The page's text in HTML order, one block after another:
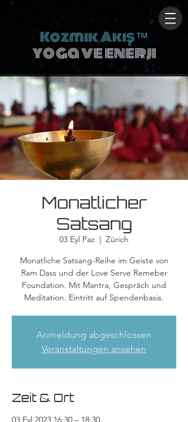
Kozmik Akış™
yoga ve enerji
Monatlicher
Satsang
03 Eyl Paz
  |
Zürich
Monatliche Satsang-Reihe im Geiste von
Ram Dass und der Love Serve Remeber
Foundation. Mit Mantra, Gespräch und
Meditation. Eintritt auf Spendenbasis.
Anmeldung abgeschlossen
Veranstaltungen ansehen
Zeit & Ort
03 Eyl 2023 16:30 – 18:30